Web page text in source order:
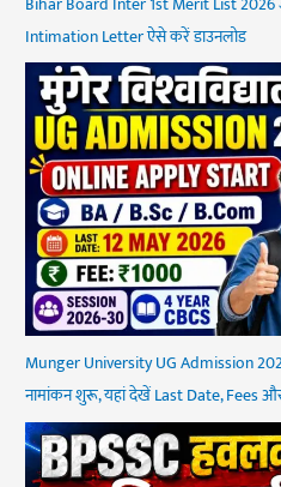
Intimation Letter ऐसे करें डाउनलोड
Munger University UG Admission
नामांकन शुरू, यहां देखें Last Date, Fees